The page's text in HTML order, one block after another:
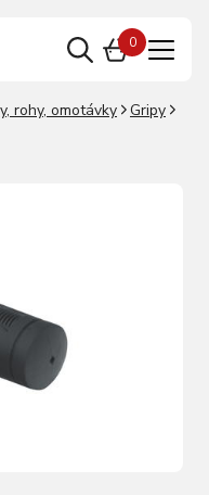
0
rohy, omotávky
Gripy